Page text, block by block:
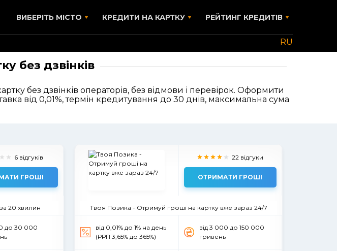
ВИБЕРІТЬ МІСТО КРЕДИТИ НА КАРТКУ РЕЙТИНГ КРЕДИТІВ
RU
без дзвінків
без дзвінків операторів, без відмови і перевірок. Оформити
від 0,01%, термін кредитування до 30 днів, максимальна сума
6 відгуків
ГРОШІ
20 хвилин
до 30 000
22 відгуки
ОТРИМАТИ ГРОШІ
Твоя Позика - Отримуй гроші на картку вже зараз 24/7
від 0,01% до 1% на день
(РРП 3,65% до 365%)
вiд 3 000 до 150 000
гривень